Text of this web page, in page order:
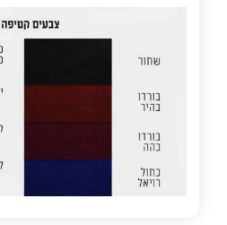
פרט על מה מדובר